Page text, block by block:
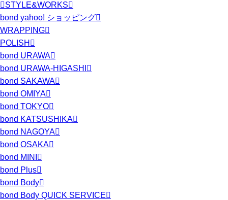
STYLE&WORKS
bond yahoo! ショッピング
WRAPPING
POLISH
bond URAWA
bond URAWA-HIGASHI
bond SAKAWA
bond OMIYA
bond TOKYO
bond KATSUSHIKA
bond NAGOYA
bond OSAKA
bond MINI
bond Plus
bond Body
bond Body QUICK SERVICE